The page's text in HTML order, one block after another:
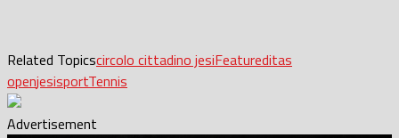
Related Topicscircolo cittadino jesiFeatureditas
openjesisportTennis
Advertisement